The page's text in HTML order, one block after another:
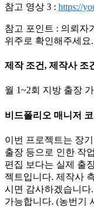
참고 영상 3 : https://
참고 포인트 : 의뢰자
위주로 확인해주세요.
제작 조건, 제작사 조
월 1~2회 지방 출장
비드폴리오 매니저
이번 프로젝트는 장
출장 등으로 인한 작
편집 보다는 실제 출
젝트입니다. 제작사
시면 감사하겠습니다
가능합니다. (농번기